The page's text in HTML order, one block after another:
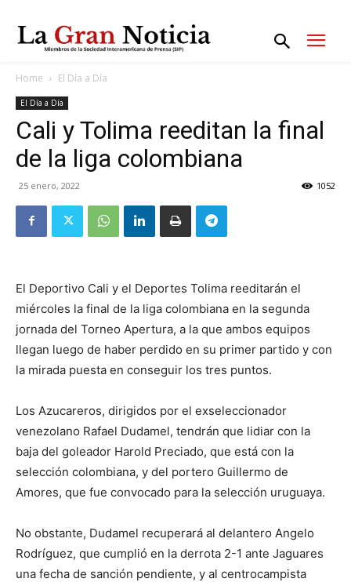
Home El Día a Día
El Día a Día
Cali y Tolima reeditan la final
de la liga colombiana
25 enero, 2022 1052
El Deportivo Cali y el Deportes Tolima reeditarán el
miércoles la final de la liga colombiana en la segunda
jornada del Torneo Apertura, a la que ambos equipos
llegan luego de haber perdido en su primer partido y con
la mirada puesta en conseguir los tres puntos.
Los Azucareros, dirigidos por el exseleccionador
venezolano Rafael Dudamel, tendrán que lidiar con la
baja del goleador Harold Preciado, que está con la
selección colombiana, y del portero Guillermo de
Amores, que fue convocado para la selección uruguaya.
No obstante, Dudamel recuperará al delantero Angelo
Rodríguez, que cumplió en la derrota 2-1 ante Jaguares
una fecha de sanción pendiente, y al centrocampista